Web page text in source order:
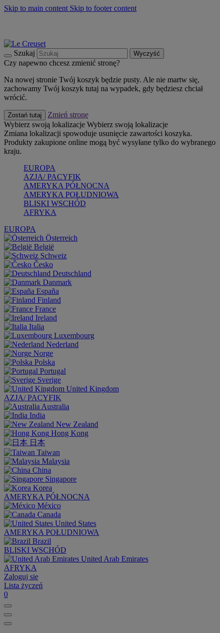
Skip to main content Skip to footer content
Szukaj Wyczyść
Czy napewno chcesz zmienić stronę?
Na nowej stronie Twój koszyk będzie pusty. Ale nie martw się,
zachowamy Twój koszyk tutaj na wypadek, gdy będziesz chciał
wrócić.
Zostań tutaj
Zmień stronę
Wybierz swoją lokalizacje Wybierz swoją lokalizacje
Zmiana lokalizacji spowoduje usunięcie zawartości koszyka.
Produkty zakupione online mogą być wysyłane tylko do wybranego
kraju.
EUROPA
AZJA/ PACYFIK
AMERYKA PÓŁNOCNA
AMERYKA POŁUDNIOWA
BLISKI WSCHÓD
AFRYKA
EUROPA
Österreich
België
Schweiz
Česko
Deutschland
Danmark
España
Finland
France
Ireland
Italia
Luxembourg
Nederland
Norge
Polska
Portugal
Sverige
United Kingdom
AZJA/ PACYFIK
Australia
India
New Zealand
Hong Kong
日本
Taiwan
Malaysia
China
Singapore
Korea
AMERYKA PÓŁNOCNA
México
Canada
United States
AMERYKA POŁUDNIOWA
Brazil
BLISKI WSCHÓD
United Arab Emirates
AFRYKA
Zaloguj się
Lista życzeń
0